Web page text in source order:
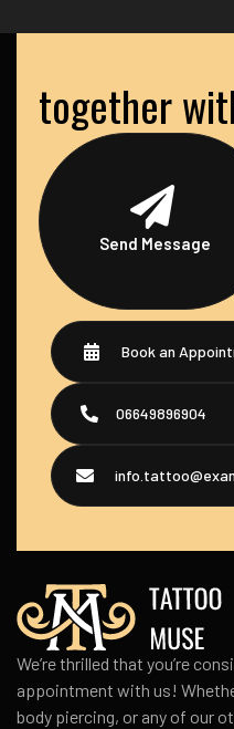
together
Send Message
Book an
06649896904
We’re thrilled that you’re
appointment with us!
body piercing, or any of our